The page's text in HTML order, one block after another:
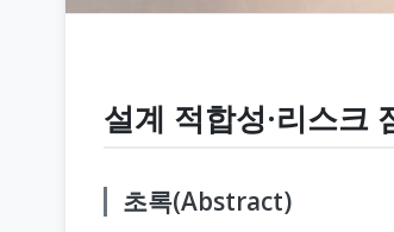
설계 적합성·리스크
초록(Abstract)